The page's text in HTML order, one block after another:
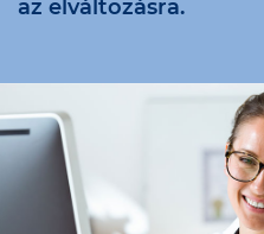
az elváltozásra.